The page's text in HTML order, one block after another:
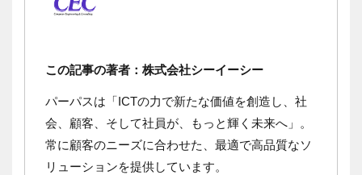
この記事の著者：株式会社シーイーシー
パーパスは「ICTの力で新たな価値を創造し、社
会、顧客、そして社員が、もっと輝く未来へ」。
常に顧客のニーズに合わせた、最適で高品質なソ
リューションを提供しています。